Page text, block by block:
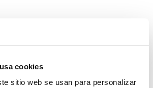
cookies
sitio web se usan para personalizar
DE SON
VELL